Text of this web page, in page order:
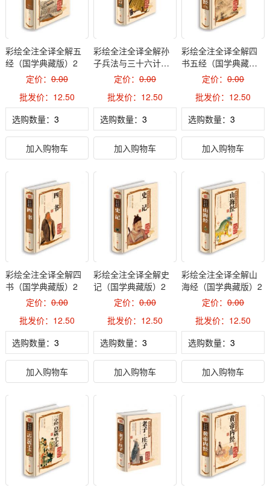
彩绘全注全译全解五
经（国学典藏版）2
定价：0.00
批发价：12.50
选购数量：
加入购物车
彩绘全注全译全解孙
子兵法与三十六计
（国学典藏版）2
定价： 0.00
批发价：12.50
选购数量：
加入购物车
彩绘全注全译全解四
书五经（国学典藏
版）2定价：0.00
批发价：12.50
选购数量：
加入购物车
彩绘全注全译全解四
书（国学典藏版）2
定价：0.00
批发价：12.50
选购数量：
加入购物车
彩绘全注全译全解史
记（国学典藏版）2
定价： 0.00
批发价：12.50
选购数量：
加入购物车
彩绘全注全译全解山
海经（国学典藏版）2
定价：0.00
批发价：12.50
选购数量：
加入购物车